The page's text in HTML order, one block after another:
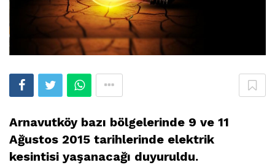
Arnavutköy bazı bölgelerinde 9 ve 11
Ağustos 2015 tarihlerinde elektrik
kesintisi yaşanacağı duyuruldu.